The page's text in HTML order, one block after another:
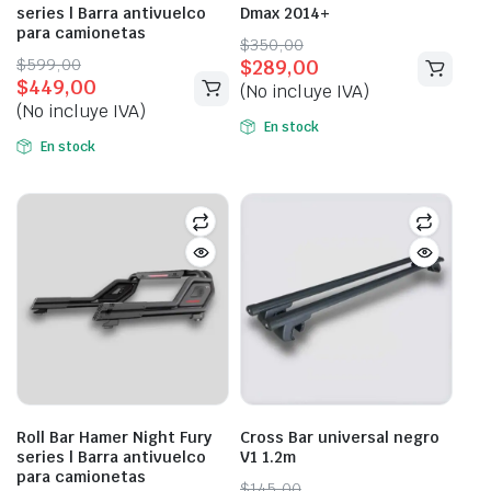
series | Barra antivuelco
para camionetas
$599,00
Original
price
was:
$599,00.
$449,00
Current
price
is:
$449,00.
(No incluye IVA)
En stock
Dmax 2014+
$350,00
Original
price
was:
$350,00.
$289,00
Current
price
is:
$289,00.
(No incluye IVA)
En stock
Roll Bar Hamer Night Fury
series | Barra antivuelco
para camionetas
Cross Bar universal negro
V1 1.2m